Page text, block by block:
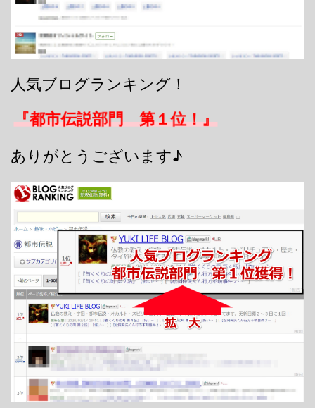
人気ブログランキング！
『都市伝説部門 第１位！』
ありがとうございます♪